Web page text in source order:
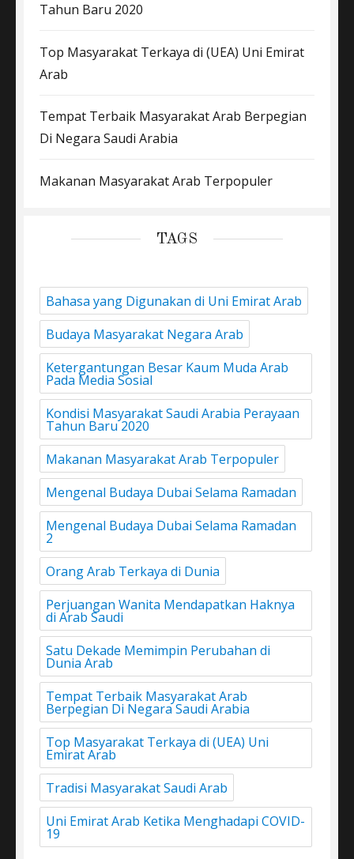
Tahun Baru 2020
Top Masyarakat Terkaya di (UEA) Uni Emirat
Arab
Tempat Terbaik Masyarakat Arab Berpegian
Di Negara Saudi Arabia
Makanan Masyarakat Arab Terpopuler
TAGS
Bahasa yang Digunakan di Uni Emirat Arab
Budaya Masyarakat Negara Arab
Ketergantungan Besar Kaum Muda Arab
Pada Media Sosial
Kondisi Masyarakat Saudi Arabia Perayaan
Tahun Baru 2020
Makanan Masyarakat Arab Terpopuler
Mengenal Budaya Dubai Selama Ramadan
Mengenal Budaya Dubai Selama Ramadan
2
Orang Arab Terkaya di Dunia
Perjuangan Wanita Mendapatkan Haknya
di Arab Saudi
Satu Dekade Memimpin Perubahan di
Dunia Arab
Tempat Terbaik Masyarakat Arab
Berpegian Di Negara Saudi Arabia
Top Masyarakat Terkaya di (UEA) Uni
Emirat Arab
Tradisi Masyarakat Saudi Arab
Uni Emirat Arab Ketika Menghadapi COVID-
19